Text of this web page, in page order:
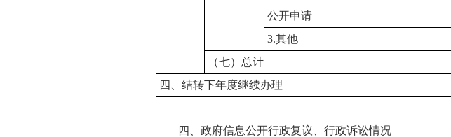
公开申请
3.其他
（七）总计
四、结转下年度继续办理
四、政府信息公开行政复议、行政诉讼情况